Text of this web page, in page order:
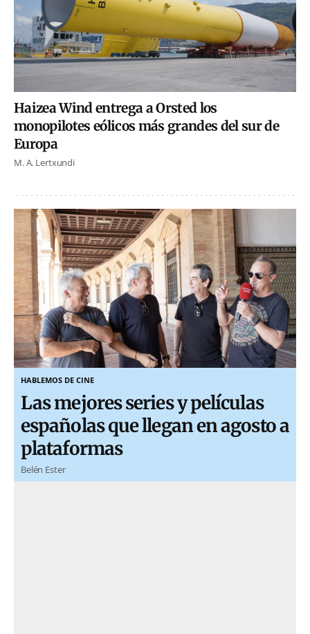
Haizea Wind entrega a Orsted los
monopilotes eólicos más grandes del sur de
Europa
M. A. Lertxundi
HABLEMOS DE CINE
Las mejores series y películas
españolas que llegan en agosto a
plataformas
Belén Ester